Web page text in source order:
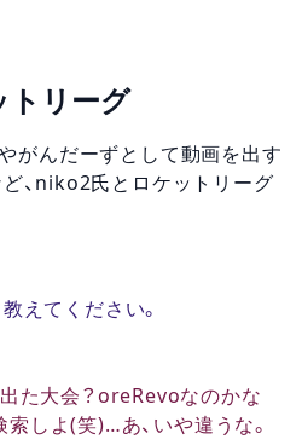
トリーグ
がんだーずとして動画を出す
、niko2氏とロケットリーグ
えてください。
た大会？oreRevoなのかな
しよ(笑)…あ、いや違うな。